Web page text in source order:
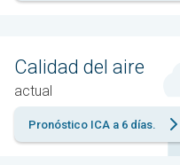
Calidad del aire
actual
Pronóstico ICA a 6 días.